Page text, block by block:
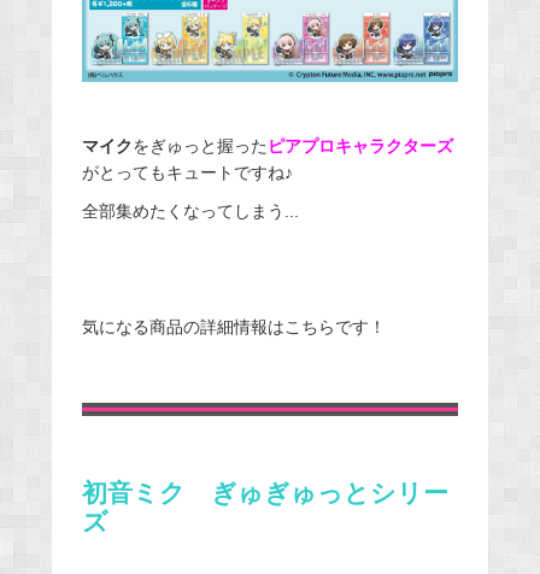
マイクをぎゅっと握った ピアプロキャラクターズ
がとってもキュートですね♪
全部集めたくなってしまう...
気になる商品の詳細情報はこちらです！
初音ミク ぎゅぎゅっとシリー
ズ